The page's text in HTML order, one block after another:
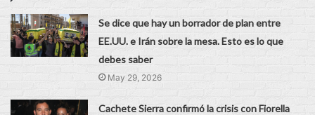
Se dice que hay un borrador de plan entre
EE.UU. e Irán sobre la mesa. Esto es lo que
debes saber
May 29, 2026
Cachete Sierra confirmó la crisis con Fiorella